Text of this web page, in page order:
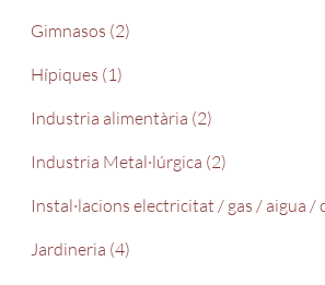
Gimnasos (2)
Hípiques (1)
Industria alimentària (2)
Industria Metal·lúrgica (2)
Instal·lacions electricitat / gas / aigua /
Jardineria (4)